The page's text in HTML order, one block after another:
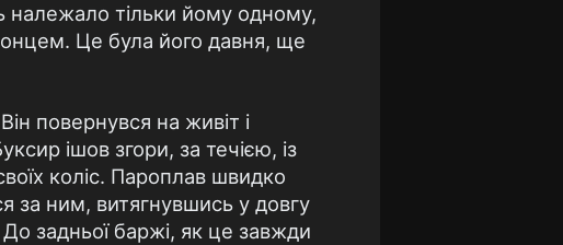
належало тiльки йому одному,
Це була його давня, ще
повернувся на живiт i
iшов згори, за течiєю, iз
колiс. Пароплав швидко
ним, витягнувшись у довгу
задньої баржi, як це завжди